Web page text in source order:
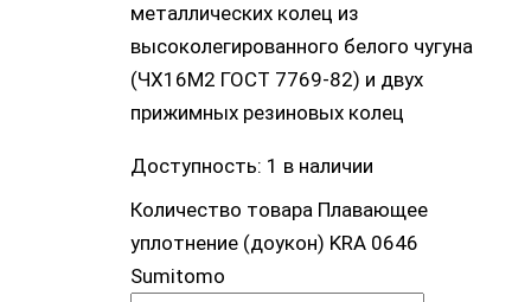
металлических колец из
высоколегированного белого чугуна
(ЧХ16М2 ГОСТ 7769-82) и двух
прижимных резиновых колец
Доступность: 1 в наличии
Количество товара Плавающее
уплотнение (доукон) KRA 0646
Sumitomo